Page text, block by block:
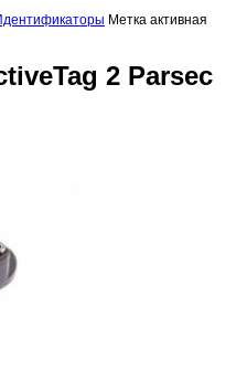
Метка активная
2 Parsec